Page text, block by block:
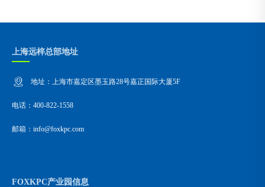
上海远梓总部地址
地址：上海市嘉定区墨玉路28号嘉正国际大厦5F
电话：400-822-1558
邮箱：info@foxkpc.com
FOXKPC产业园信息